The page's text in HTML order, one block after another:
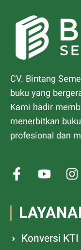
CV. Bintang
buku yang
Kami hadir
menerbitkan
profesional dan
Konversi KTI